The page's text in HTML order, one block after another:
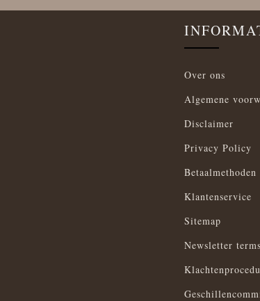
Over ons
Algemene
Disclaimer
Privacy Policy
Betaalmethoden
Klantenservice
Sitemap
Newsletter